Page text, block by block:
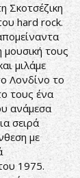
Σκοτσέζικη
hard rock.
μουσική τους
μιλάμε
Λονδίνο το
τους ένα
ανάμεσα
σειρά
με
1975.